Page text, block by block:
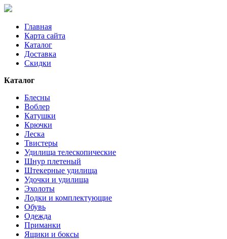
Главная
Карта сайта
Каталог
Доставка
Скидки
Каталог
Блесны
Воблер
Катушки
Крючки
Леска
Твистеры
Удилища телескопические
Шнур плетеный
Штекерные удилища
Удочки и удилища
Эхолоты
Лодки и комплектующие
Обувь
Одежда
Приманки
Ящики и боксы